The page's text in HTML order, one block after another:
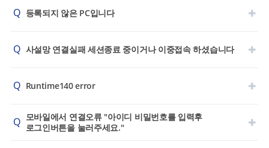
Q 등록되지 않은 PC입니다
Q 사설망 연결실패 세션종료 중이거나 이중접속 하셨습니다
Q Runtime140 error
Q 모바일에서 연결오류 "아이디 비밀번호를 입력후
로그인버튼을 눌러주세요."